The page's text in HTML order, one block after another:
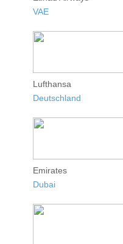
VAE
Lufthansa
Deutschland
Emirates
Dubai